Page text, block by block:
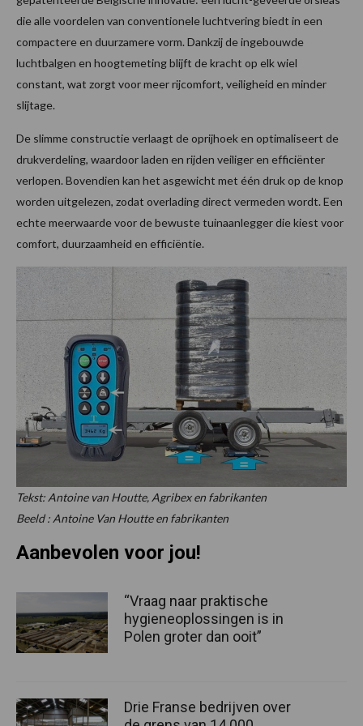
die alle voordelen van conventionele luchtvering biedt in een
compactere en duurzamere vorm. Dankzij de ingebouwde
luchtbalgen en hoogtemeting blijft de kracht op elk wiel
constant, wat zorgt voor meer rijcomfort, veiligheid en minder
slijtage.
De slimme constructie verlaagt de oprijhoek en optimaliseert de
drukverdeling, waardoor laden en rijden veiliger en efficiënter
verlopen. Bovendien kan het asgewicht met één druk op de knop
worden uitgelezen, zodat overlading direct vermeden wordt. Een
echte meerwaarde voor de bewuste tuinaanlegger die kiest voor
comfort, duurzaamheid en efficiëntie.
Tekst: Antoine van Houtte, Agribex en fabrikanten
Beeld : Antoine Van Houtte en fabrikanten
Aanbevolen voor jou!
“Vraag naar praktische
hygieneoplossingen is in
Polen groter dan ooit”
Drie Franse bedrijven over